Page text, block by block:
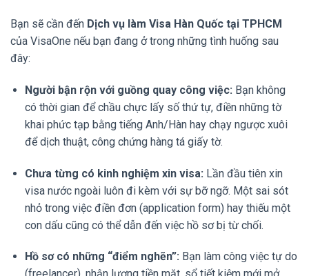
Bạn sẽ cần đến Dịch vụ làm Visa Hàn Quốc tại TPHCM
của VisaOne nếu bạn đang ở trong những tình huống sau
đây:
Người bận rộn với guồng quay công việc: Bạn không
có thời gian để chầu chực lấy số thứ tự, điền những tờ
khai phức tạp bằng tiếng Anh/Hàn hay chạy ngược xuôi
để dịch thuật, công chứng hàng tá giấy tờ.
Chưa từng có kinh nghiệm xin visa: Lần đầu tiên xin
visa nước ngoài luôn đi kèm với sự bỡ ngỡ. Một sai sót
nhỏ trong việc điền đơn (application form) hay thiếu một
con dấu cũng có thể dẫn đến việc hồ sơ bị từ chối.
Hồ sơ có những “điểm nghẽn”: Bạn làm công việc tự do